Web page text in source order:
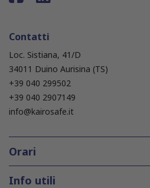
Contatti
Loc. Sistiana, 41/D
34011 Duino Aurisina (TS)
+39 040 299502
+39 040 2907149
info@kairosafe.it
Orari
Info utili